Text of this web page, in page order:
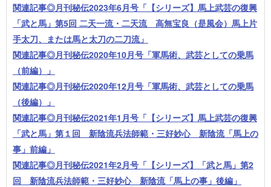
関連記事◎月刊秘伝2023年6月号「【シリーズ】馬上武芸の復興
「武と馬」第5回 二天一流・二天流 高無宝良（是風会）馬上片
手太刀、または馬と太刀の二刀流」
関連記事◎月刊秘伝2020年10月号「軍馬術、武芸としての乗馬
（前編）」
関連記事◎月刊秘伝2020年12月号「軍馬術、武芸としての乗馬
（後編）」
関連記事◎月刊秘伝2021年1月号「【シリーズ】馬上武芸の復興
「武と馬」第１回 新陰流兵法師範・三好妙心 新陰流「馬上の
事」前編」
関連記事◎月刊秘伝2021年2月号「【シリーズ】「武と馬」第2
回 新陰流兵法師範・三好妙心 新陰流「馬上の事」後編」